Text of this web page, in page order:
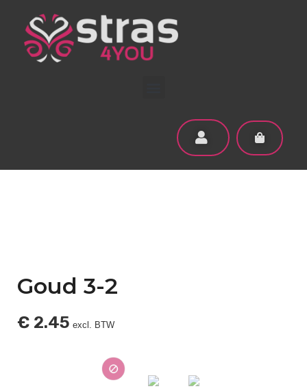
Goud 3-2
€ 2.45 excl. BTW